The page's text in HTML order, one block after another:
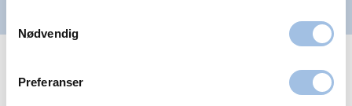
Nødvendig
Preferanser
Kilder: